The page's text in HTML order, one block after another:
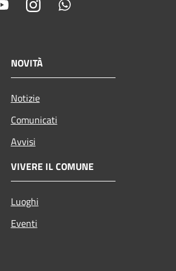
YoutubeInstagram
NOVITÀ
Notizie
Comunicati
Avvisi
VIVERE IL COMUNE
Luoghi
Eventi